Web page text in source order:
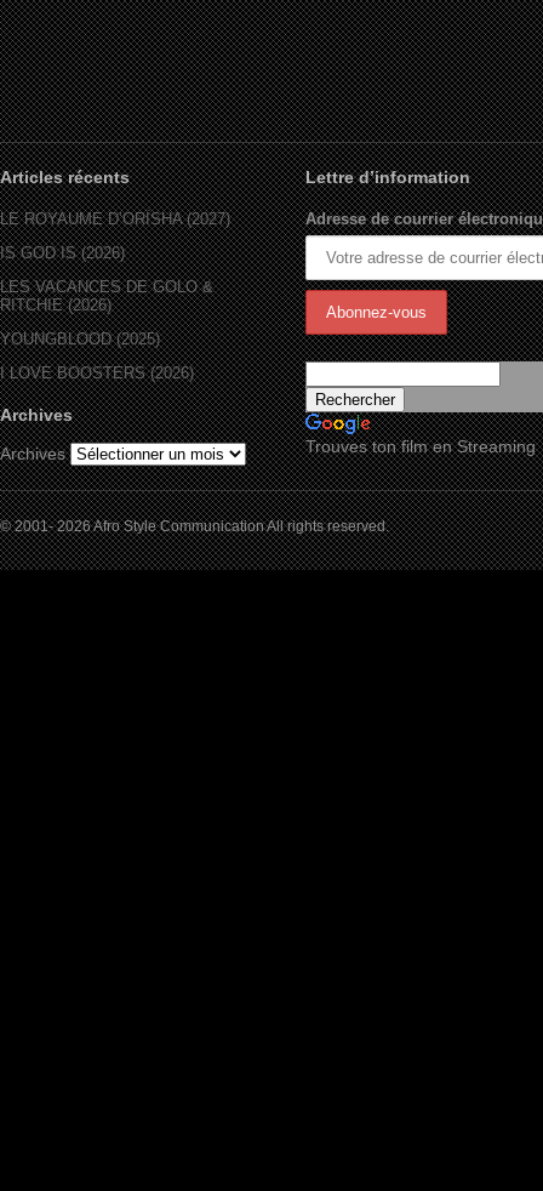
Articles récents
LE ROYAUME D’ORÏSHA (2027)
IS GOD IS (2026)
LES VACANCES DE GOLO &
RITCHIE (2026)
YOUNGBLOOD (2025)
I LOVE BOOSTERS (2026)
Archives
Archives
Lettre d’information
Adresse de courrier
Trouves ton film en Streaming
© 2001- 2026 Afro Style Communication All rights reserved.